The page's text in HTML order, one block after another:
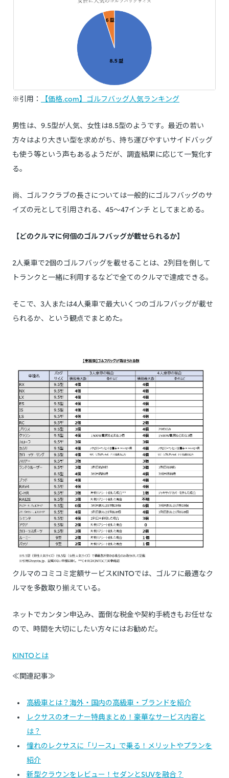
※引用： 【価格.com】ゴルフバッグ人気ランキング
男性は、9.5型が人気、女性は8.5型のようです。最近の若い
方々はより大きい型を求めがち、持ち運びやすいサイドバッグ
も使う等という声もあるようだが、調査結果に応じて一覧化す
る。
尚、ゴルフクラブの長さについては一般的にゴルフバッグのサ
イズの元として引用される、45～47インチ としてまとめる。
【どのクルマに何個のゴルフバッグが載せられるか】
2人乗車で2個のゴルフバッグを載せることは、2列目を倒して
トランクと一緒に利用するなどで全てのクルマで達成できる。
そこで、3人または4人乗車で最大いくつのゴルフバッグが載せ
られるか、という観点でまとめた。
クルマのコミコミ定額サービスKINTOでは、ゴルフに最適なク
ルマを多数取り揃えている。
ネットでカンタン申込み、面倒な税金や契約手続きもお任せな
ので、時間を大切にしたい方々にはお勧めだ。
KINTOとは
≪関連記事≫
高級車とは？海外・国内の高級車・ブランドを紹介
レクサスのオーナー特典まとめ！豪華なサービス内容と
は？
憧れのレクサスに「リース」で乗る！メリットやプランを
紹介
新型クラウンをレビュー！セダンとSUVを融合？